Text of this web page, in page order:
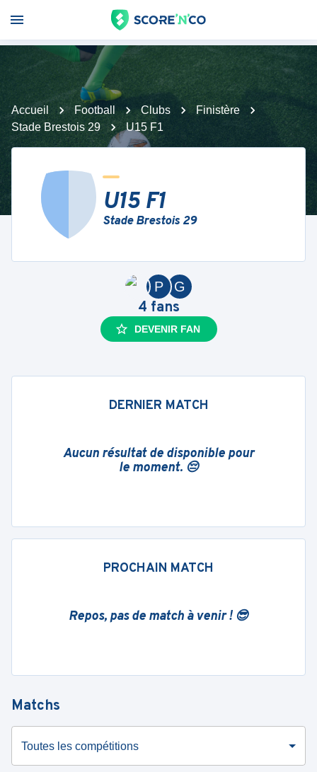
Accueil Football Clubs
Finistère
Stade Brestois 29
U15 F1
U15 F1
Stade Brestois 29
G
P
4 fans
DEVENIR FAN
DERNIER MATCH
Aucun résultat de disponible pour
le moment. 😔
PROCHAIN MATCH
Repos, pas de match à venir ! 😎
Matchs
Toutes les compétitions